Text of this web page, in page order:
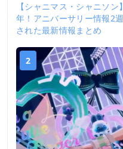
【シャニマス・シャニソ
年！アニバーサリー情報2
された最新情報まとめ
2